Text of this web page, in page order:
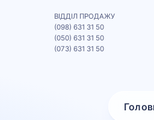
ВІДДІЛ ПРОДАЖУ
(098) 631 31 50
(050) 631 31 50
(073) 631 31 50